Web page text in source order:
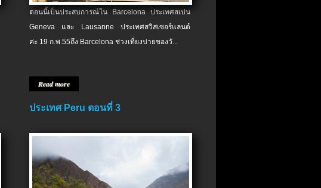
ตอนนี้เป็นประสบการณ์ใน Barcelona ประเทศสเปน
Geneva และ Lausanne ประเทศสวิสเซอร์แลนด์
ค่ะ 19 ก.พ.​55ถึง Barcelona ช่วงเที่ยงบ่ายของวั...
Read more
ประเทศ Peru ตอนที่ 3